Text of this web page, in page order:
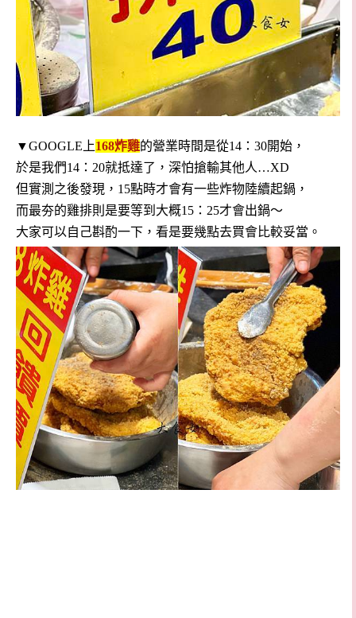
▼GOOGLE上168炸雞的營業時間是從14：30開始，
於是我們14：20就抵達了，深怕搶輸其他人…XD
但實測之後發現，15點時才會有一些炸物陸續起鍋，
而最夯的雞排則是要等到大概15：25才會出鍋～
大家可以自己斟酌一下，看是要幾點去買會比較妥當。